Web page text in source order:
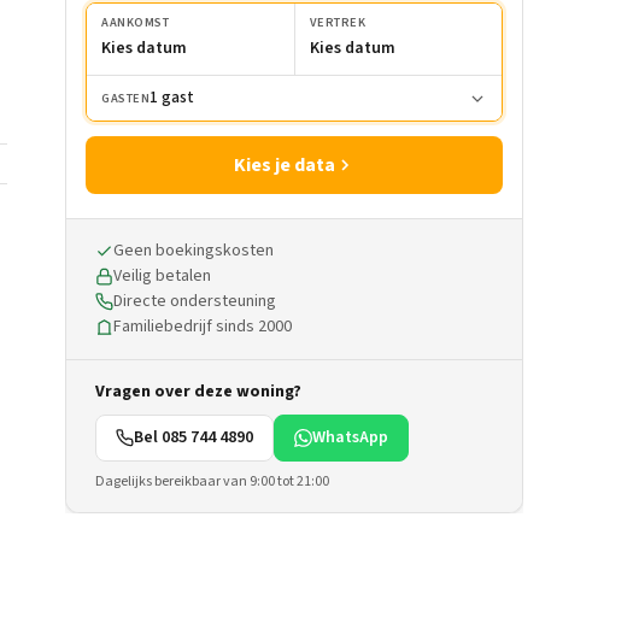
AANKOMST
Kies datum
VERTREK
Kies datum
GASTEN1 gast
Kies je data
Geen boekingskosten
Veilig betalen
Directe ondersteuning
Familiebedrijf sinds 2000
Vragen over deze woning?
Bel 085 744 4890
WhatsApp
Dagelijks bereikbaar van 9:00 tot 21:00